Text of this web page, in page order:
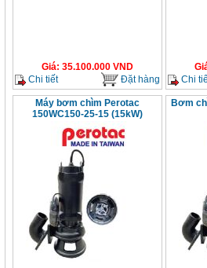
Giá: 35.100.000 VND
Chi tiết
Đặt hàng
Chi
Máy bơm chìm Perotac
150WC150-25-15 (15kW)
Bơm